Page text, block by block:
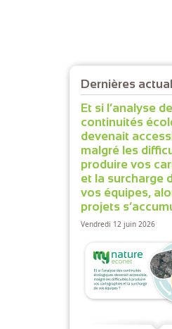
Dernières
Et si l’analyse
continuités
devenait
malgré les
produire vos
et la surcharge
vos équipes,
projets
Vendredi 12 juin 2026